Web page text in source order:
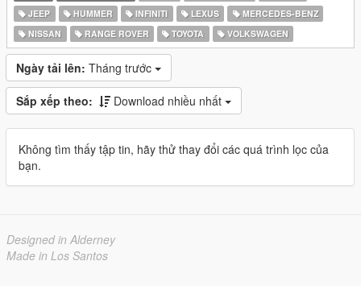
JEEP
HUMMER INFINITI LEXUS
MERCEDES-BENZ
NISSAN
RANGE ROVER TOYOTA VOLKSWAGEN
Ngày tải lên: Tháng trước
Sắp xếp theo: Download nhiều nhất
Không tìm thấy tập tin, hãy thử thay đổi các quá trình lọc của
bạn.
Designed in Alderney
Made in Los Santos